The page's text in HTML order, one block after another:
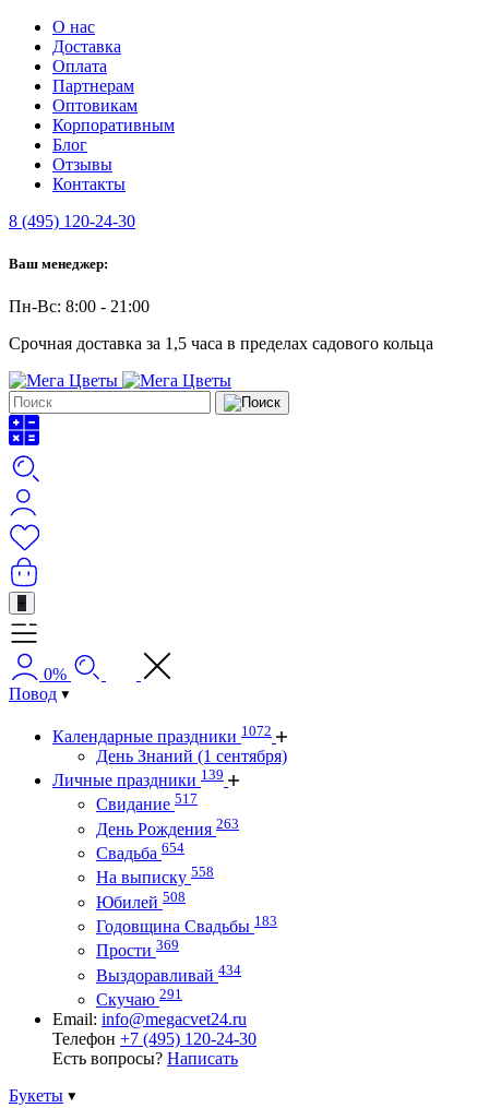
О нас
Доставка
Оплата
Партнерам
Оптовикам
Корпоративным
Блог
Отзывы
Контакты
8 (495) 120-24-30
Ваш менеджер:
Пн-Вс: 8:00 - 21:00
Срочная доставка за 1,5 часа в пределах садового кольца
+
0%
Повод
Календарные праздники 1072
День Знаний (1 сентября)
Личные праздники 139
Свидание 517
День Рождения 263
Свадьба 654
На выписку 558
Юбилей 508
Годовщина Свадьбы 183
Прости 369
Выздоравливай 434
Скучаю 291
Email: info@megacvet24.ru
Телефон +7 (495) 120-24-30
Есть вопросы? Написать
Букеты